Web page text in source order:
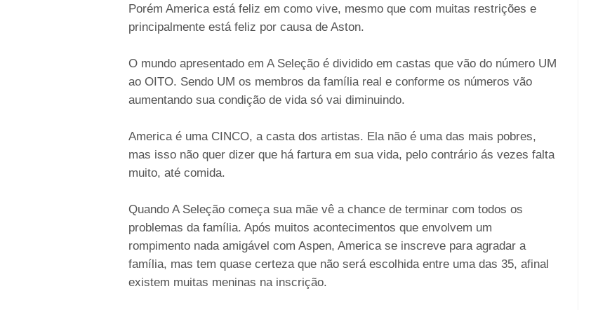
Porém America está feliz em como vive, mesmo que com muitas restrições e
principalmente está feliz por causa de Aston.
O mundo apresentado em A Seleção é dividido em castas que vão do número UM
ao OITO. Sendo UM os membros da família real e conforme os números vão
aumentando sua condição de vida só vai diminuindo.
America é uma CINCO, a casta dos artistas. Ela não é uma das mais pobres,
mas isso não quer dizer que há fartura em sua vida, pelo contrário ás vezes falta
muito, até comida.
Quando A Seleção começa sua mãe vê a chance de terminar com todos os
problemas da família. Após muitos acontecimentos que envolvem um
rompimento nada amigável com Aspen, America se inscreve para agradar a
família, mas tem quase certeza que não será escolhida entre uma das 35, afinal
existem muitas meninas na inscrição.